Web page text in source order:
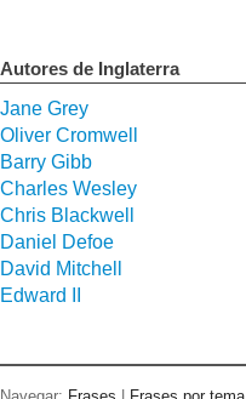
Autores de Inglaterra
Jane Grey
Oliver Cromwell
Barry Gibb
Charles Wesley
Chris Blackwell
Daniel Defoe
David Mitchell
Edward II